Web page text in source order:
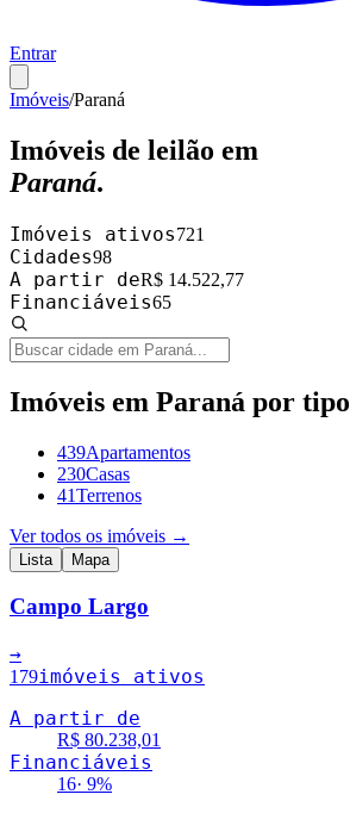
Entrar
Imóveis/Paraná
Imóveis de leilão em
Paraná.
Imóveis ativos721
Cidades98
A partir deR$ 14.522,77
Financiáveis65
Imóveis em Paraná por tipo
439Apartamentos
230Casas
41Terrenos
Ver todos os imóveis →
Lista Mapa
Campo Largo
→
179imóveis ativos
A partir de
R$ 80.238,01
Financiáveis
16· 9%